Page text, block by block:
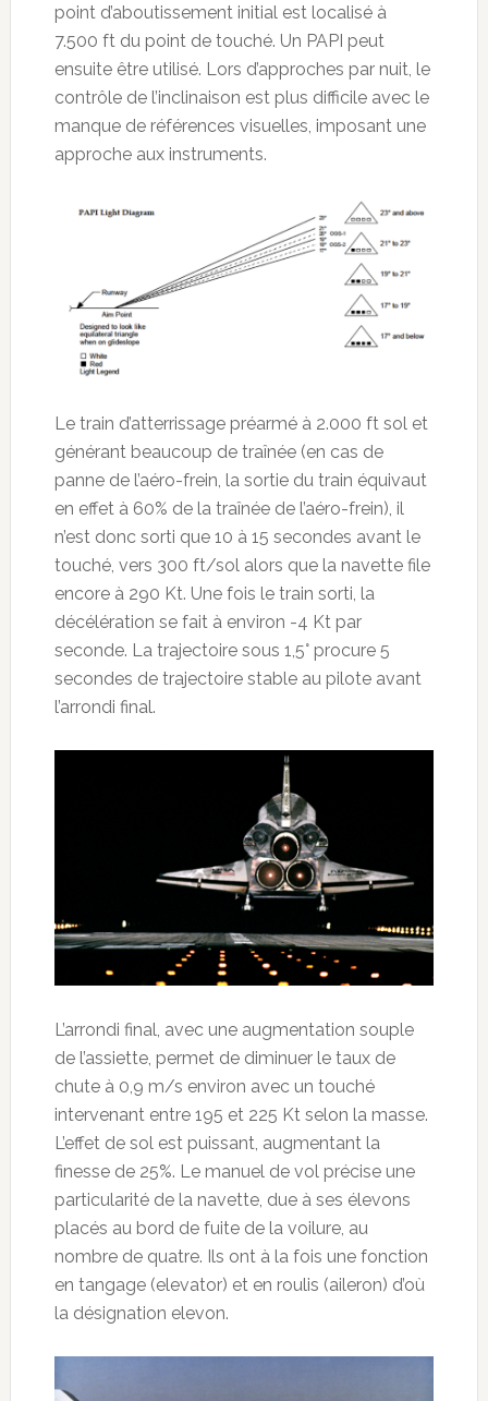
point d’aboutissement initial est localisé à
7.500 ft du point de touché. Un PAPI peut
ensuite être utilisé. Lors d’approches par nuit, le
contrôle de l’inclinaison est plus difficile avec le
manque de références visuelles, imposant une
approche aux instruments.
Le train d’atterrissage préarmé à 2.000 ft sol et
générant beaucoup de traînée (en cas de
panne de l’aéro-frein, la sortie du train équivaut
en effet à 60% de la traînée de l’aéro-frein), il
n’est donc sorti que 10 à 15 secondes avant le
touché, vers 300 ft/sol alors que la navette file
encore à 290 Kt. Une fois le train sorti, la
décélération se fait à environ -4 Kt par
seconde. La trajectoire sous 1,5° procure 5
secondes de trajectoire stable au pilote avant
l’arrondi final.
L’arrondi final, avec une augmentation souple
de l’assiette, permet de diminuer le taux de
chute à 0,9 m/s environ avec un touché
intervenant entre 195 et 225 Kt selon la masse.
L’effet de sol est puissant, augmentant la
finesse de 25%. Le manuel de vol précise une
particularité de la navette, due à ses élevons
placés au bord de fuite de la voilure, au
nombre de quatre. Ils ont à la fois une fonction
en tangage (elevator) et en roulis (aileron) d’où
la désignation elevon.